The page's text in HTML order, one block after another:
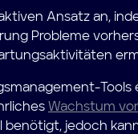
Ansatz an,
Probleme
Tools
Wachstum
benötigt, jedoch